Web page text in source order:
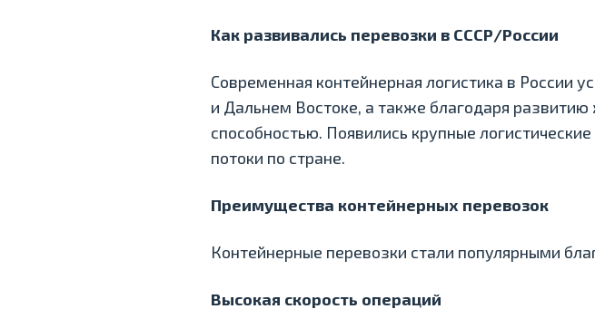
Как развивались перевозки в СССР/России
Современная контейнерная логистика в России
и Дальнем Востоке, а также благодаря
способностью. Появились крупные
потоки по стране.
Преимущества контейнерных перевозок
Контейнерные перевозки стали популярными
Высокая скорость операций